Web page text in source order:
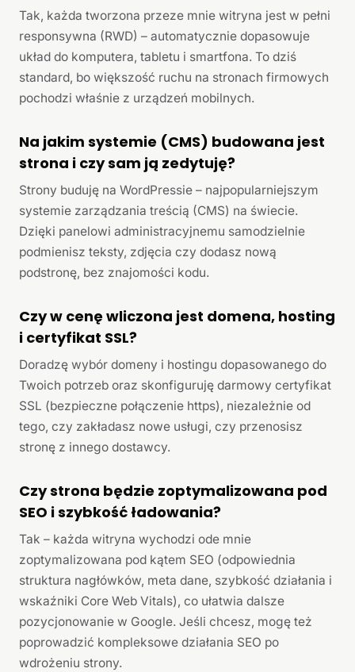
Tak, każda tworzona przeze mnie witryna jest w pełni
responsywna (RWD) – automatycznie dopasowuje
układ do komputera, tabletu i smartfona. To dziś
standard, bo większość ruchu na stronach firmowych
pochodzi właśnie z urządzeń mobilnych.
Na jakim systemie (CMS) budowana jest
strona i czy sam ją zedytuję?
Strony buduję na WordPressie – najpopularniejszym
systemie zarządzania treścią (CMS) na świecie.
Dzięki panelowi administracyjnemu samodzielnie
podmienisz teksty, zdjęcia czy dodasz nową
podstronę, bez znajomości kodu.
Czy w cenę wliczona jest domena, hosting
i certyfikat SSL?
Doradzę wybór domeny i hostingu dopasowanego do
Twoich potrzeb oraz skonfiguruję darmowy certyfikat
SSL (bezpieczne połączenie https), niezależnie od
tego, czy zakładasz nowe usługi, czy przenosisz
stronę z innego dostawcy.
Czy strona będzie zoptymalizowana pod
SEO i szybkość ładowania?
Tak – każda witryna wychodzi ode mnie
zoptymalizowana pod kątem SEO (odpowiednia
struktura nagłówków, meta dane, szybkość działania i
wskaźniki Core Web Vitals), co ułatwia dalsze
pozycjonowanie w Google. Jeśli chcesz, mogę też
poprowadzić kompleksowe działania SEO po
wdrożeniu strony.